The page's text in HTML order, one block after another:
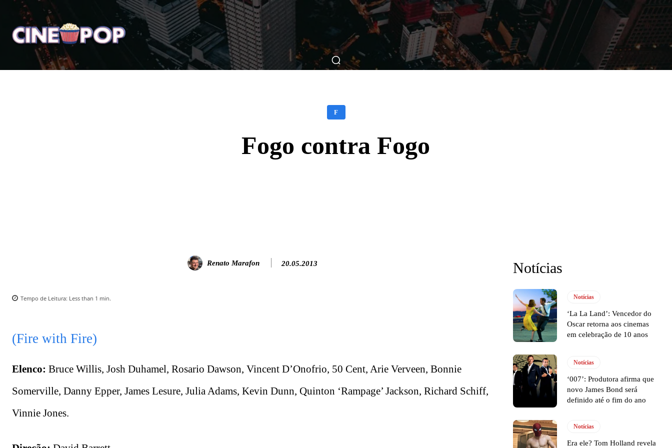
Home Notícias Críticas Breve Nos Cinemas Matérias Nos Cinemas Filmes Séries Música Gênero
F
Fogo contra Fogo
Renato Marafon 20.05.2013
Tempo de Leitura: Less than 1 min.
(Fire with Fire)
Elenco: Bruce Willis, Josh Duhamel, Rosario Dawson, Vincent D’Onofrio, 50 Cent, Arie Verveen, Bonnie
Somerville, Danny Epper, James Lesure, Julia Adams, Kevin Dunn, Quinton ‘Rampage’ Jackson, Richard Schiff,
Vinnie Jones.
Notícias
Notícias
‘La La Land’: Vencedor do
Oscar retorna aos cinemas
em celebração de 10 anos
Notícias
‘007’: Produtora afirma que
novo James Bond será
definido até o fim do ano
Notícias
Era ele? Tom Holland revela